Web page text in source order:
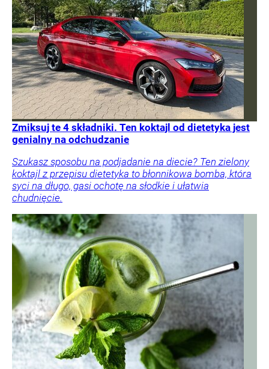
Zmiksuj te 4 składniki. Ten koktajl od dietetyka jest
genialny na odchudzanie
Szukasz sposobu na podjadanie na diecie? Ten zielony
koktajl z przepisu dietetyka to błonnikowa bomba, która
syci na długo, gasi ochotę na słodkie i ułatwia
chudnięcie.